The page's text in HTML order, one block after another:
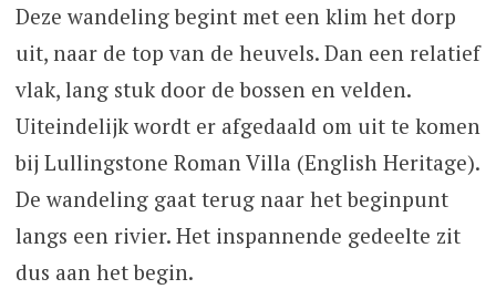
Deze wandeling begint met een klim het dorp
uit, naar de top van de heuvels. Dan een relatief
vlak, lang stuk door de bossen en velden.
Uiteindelijk wordt er afgedaald om uit te komen
bij Lullingstone Roman Villa (English Heritage).
De wandeling gaat terug naar het beginpunt
langs een rivier. Het inspannende gedeelte zit
dus aan het begin.